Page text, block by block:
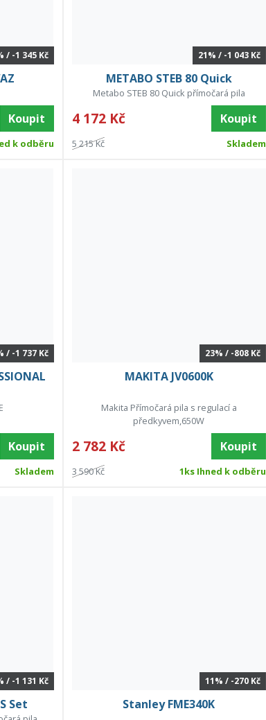
/ -1 345 Kč
Koupit
k odběru
21% / -1 043 Kč
METABO STEB 80 Quick
Metabo STEB 80 Quick přímočará pila
4 172 Kč Koupit
5 215 Kč Skladem
/ -1 737 Kč
Koupit
Skladem
23% / -808 Kč
MAKITA JV0600K
Makita Přímočará pila s regulací a
předkyvem,650W
2 782 Kč Koupit
3 590 Kč 1ks Ihned k odběru
/ -1 131 Kč
Set
11% / -270 Kč
Stanley FME340K